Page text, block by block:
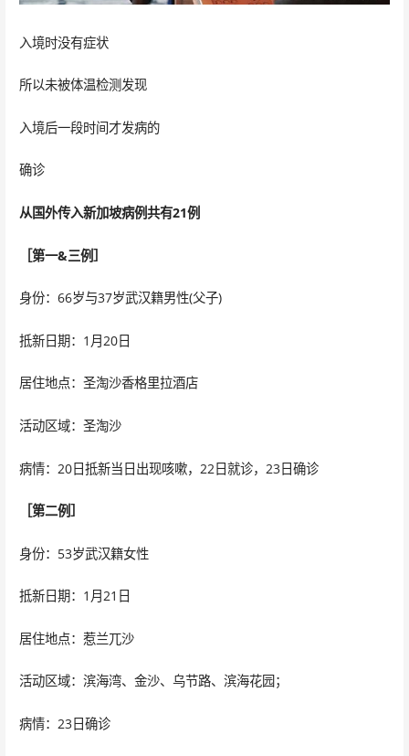
入境时没有症状
所以未被体温检测发现
入境后一段时间才发病的
确诊
从国外传入新加坡病例共有21例
［第一&三例］
身份：66岁与37岁武汉籍男性(父子)
抵新日期：1月20日
居住地点：圣淘沙香格里拉酒店
活动区域：圣淘沙
病情：20日抵新当日出现咳嗽，22日就诊，23日确诊
［第二例］
身份：53岁武汉籍女性
抵新日期：1月21日
居住地点：惹兰兀沙
活动区域：滨海湾、金沙、乌节路、滨海花园；
病情：23日确诊